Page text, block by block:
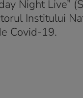
Night Live”
Institului
Covid-19.